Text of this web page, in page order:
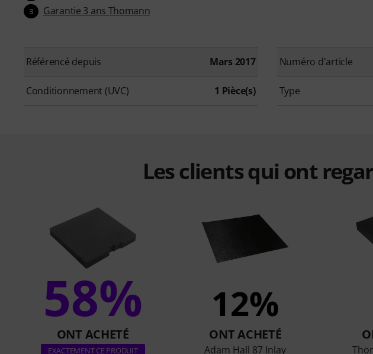
3 Garantie 3 ans Thomann
Référencé depuis Mars 2017 Numéro d'article
Conditionnement (UVC) 1 Pièce(s) Type
Les clients qui ont
58%
ONT ACHETÉ
EXACTEMENT CE PRODUIT
12%
ONT ACHETÉ
Adam Hall 87 Inlay